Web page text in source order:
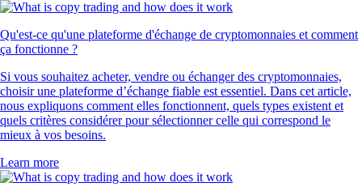
Qu'est-ce qu'une plateforme d'échange de cryptomonnaies et comment
ça fonctionne ?
Si vous souhaitez acheter, vendre ou échanger des cryptomonnaies,
choisir une plateforme d’échange fiable est essentiel. Dans cet article,
nous expliquons comment elles fonctionnent, quels types existent et
quels critères considérer pour sélectionner celle qui correspond le
mieux à vos besoins.
Learn more